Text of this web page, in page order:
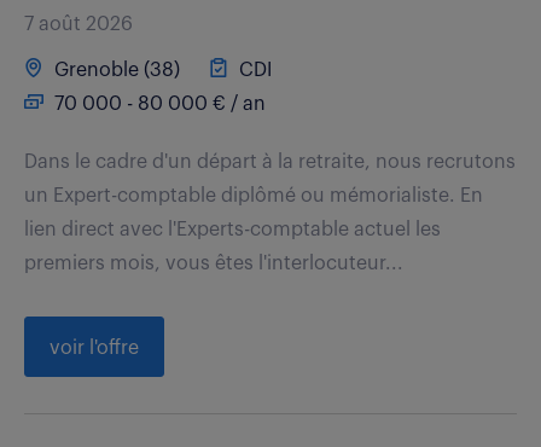
7 août 2026
Grenoble (38)
CDI
70 000 - 80 000 € / an
Dans le cadre d'un départ à la retraite, nous recrutons
un Expert-comptable diplômé ou mémorialiste. En
lien direct avec l'Experts-comptable actuel les
premiers mois, vous êtes l'interlocuteur...
voir l'offre